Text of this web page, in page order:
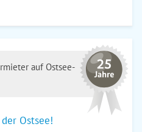
auf Ostsee-
Ostsee!